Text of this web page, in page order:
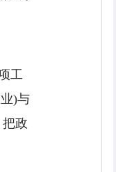
工
)与
政